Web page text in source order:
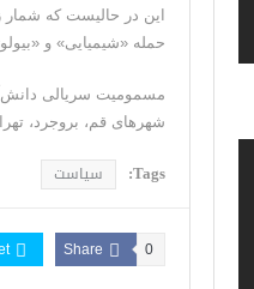
این در حالیست که شمار
حمله «شیمیایی» و
مسمومیت سریالی
شهرهای قم، بروجرد،
Tags: سیاست
Share 0